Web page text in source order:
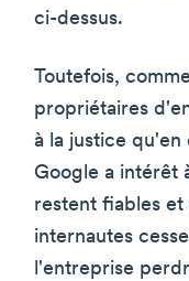
ci-dessus.
Toutefois,
propriétaires
à la justice
Google a intérêt
restent fiables
internautes
l'entreprise